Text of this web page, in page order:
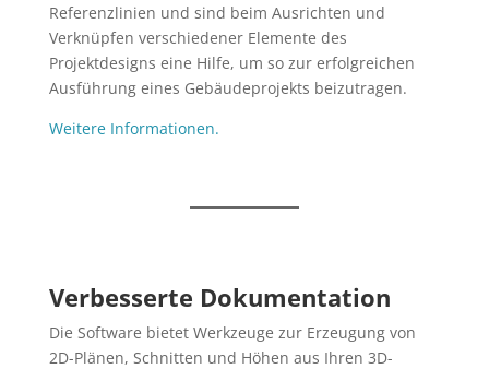
Referenzlinien und sind beim Ausrichten und
Verknüpfen verschiedener Elemente des
Projektdesigns eine Hilfe, um so zur erfolgreichen
Ausführung eines Gebäudeprojekts beizutragen.
Weitere Informationen.
Verbesserte Dokumentation
Die Software bietet Werkzeuge zur Erzeugung von
2D-Plänen, Schnitten und Höhen aus Ihren 3D-